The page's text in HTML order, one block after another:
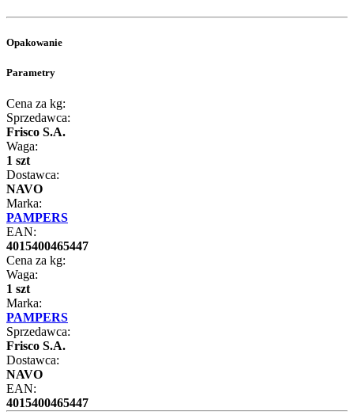
Opakowanie
Parametry
Cena za kg:
Sprzedawca:
Frisco S.A.
Waga:
1 szt
Dostawca:
NAVO
Marka:
PAMPERS
EAN:
4015400465447
Cena za kg:
Waga:
1 szt
Marka:
PAMPERS
Sprzedawca:
Frisco S.A.
Dostawca:
NAVO
EAN:
4015400465447